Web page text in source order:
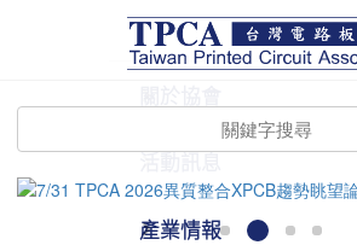
TPCA
活動訊息
產業情報